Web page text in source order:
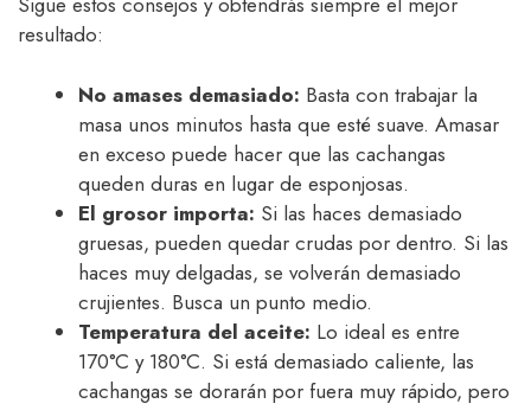
resultado:
No amases demasiado: Basta con trabajar la
masa unos minutos hasta que esté suave. Amasar
en exceso puede hacer que las cachangas
queden duras en lugar de esponjosas.
El grosor importa: Si las haces demasiado
gruesas, pueden quedar crudas por dentro. Si las
haces muy delgadas, se volverán demasiado
crujientes. Busca un punto medio.
Temperatura del aceite: Lo ideal es entre
170°C y 180°C. Si está demasiado caliente, las
cachangas se dorarán por fuera muy rápido, pero